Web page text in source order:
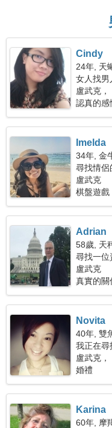
Cindy
24年, 天
女人找男
盧武克，
認真的感
Imelda
34年, 金
尋找情
盧武克
棋盤遊戲
Adrian
58歲, 天
尋找一位
盧武克
真實的關
Novita
40年, 雙
我正在尋
盧武克，
婚禮
Karina
60年, 摩